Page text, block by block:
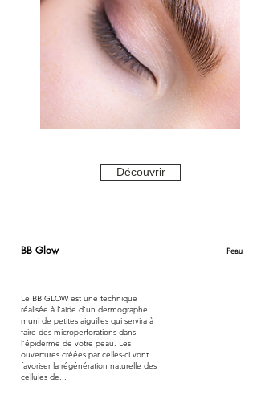
Découvrir
BB Glow Peau
Le BB GLOW est une technique
réalisée à l’aide d’un dermographe
muni de petites aiguilles qui servira à
faire des microperforations dans
l’épiderme de votre peau. Les
ouvertures créées par celles-ci vont
favoriser la régénération naturelle des
cellules de...